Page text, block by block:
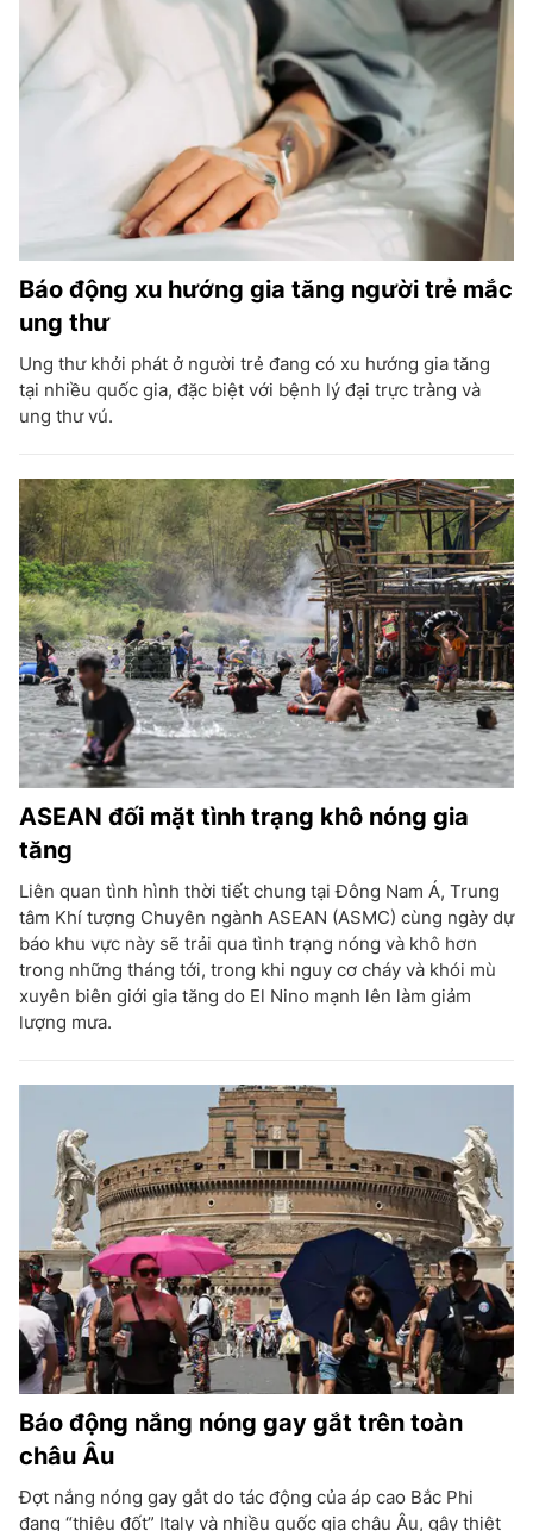
Báo động xu hướng gia tăng người trẻ mắc
ung thư
Ung thư khởi phát ở người trẻ đang có xu hướng gia tăng
tại nhiều quốc gia, đặc biệt với bệnh lý đại trực tràng và
ung thư vú.
ASEAN đối mặt tình trạng khô nóng gia
tăng
Liên quan tình hình thời tiết chung tại Đông Nam Á, Trung
tâm Khí tượng Chuyên ngành ASEAN (ASMC) cùng ngày dự
báo khu vực này sẽ trải qua tình trạng nóng và khô hơn
trong những tháng tới, trong khi nguy cơ cháy và khói mù
xuyên biên giới gia tăng do El Nino mạnh lên làm giảm
lượng mưa.
Báo động nắng nóng gay gắt trên toàn
châu Âu
Đợt nắng nóng gay gắt do tác động của áp cao Bắc Phi
đang “thiêu đốt” Italy và nhiều quốc gia châu Âu, gây thiệt